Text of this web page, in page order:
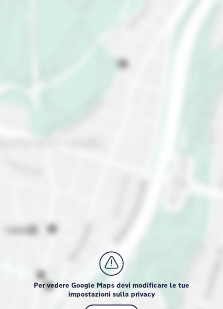
Per vedere Google Maps devi modificare le tue
impostazioni sulla privacy